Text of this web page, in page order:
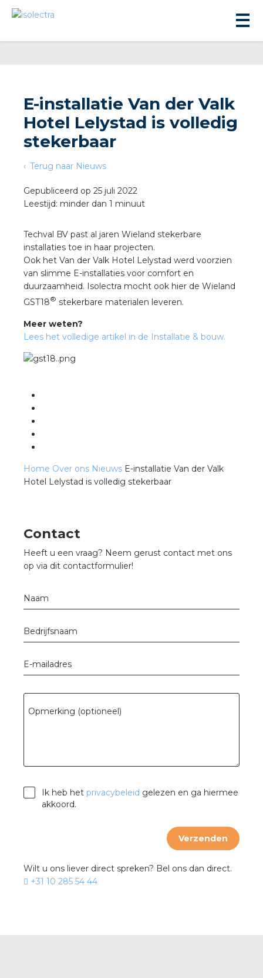
E-installatie Van der Valk
Hotel Lelystad is volledig
stekerbaar
Terug naar Nieuws
Gepubliceerd op 25 juli 2022
Leestijd: minder dan 1 minuut
Techval BV past al jaren Wieland stekerbare
installaties toe in haar projecten.
Ook het Van der Valk Hotel Lelystad werd voorzien
van slimme E-installaties voor comfort en
duurzaamheid. Isolectra mocht ook hier de Wieland
GST18® stekerbare materialen leveren.
Meer weten?
Lees het volledige artikel in de Installatie & bouw.
Home Over ons Nieuws E-installatie Van der Valk
Hotel Lelystad is volledig stekerbaar
Contact
Heeft u een vraag? Neem gerust contact met ons
op via dit contactformulier!
Naam
Bedrijfsnaam
E-mailadres
Opmerking (optioneel)
Ik heb het privacybeleid gelezen en ga hiermee
akkoord.
Verzenden
Wilt u ons liever direct spreken? Bel ons dan direct.
+31 10 285 54 44
installeren
installeren
installeren
installeren in beton
installeren in de tuinbouw
GST®
Academy